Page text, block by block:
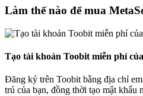
Làm thế nào để mua
Tạo tài khoản Toobit miễn phí
Đăng ký trên Toobit bằng địa chỉ
trú của bạn, đồng thời tạo mật khẩu